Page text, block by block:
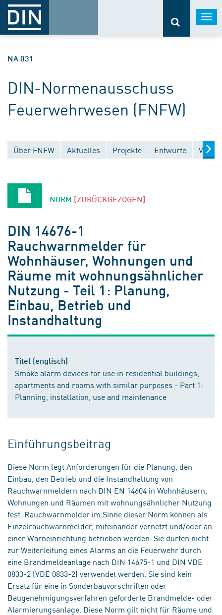
NA 031
DIN-Normenausschuss
Feuerwehrwesen (FNFW)
Über FNFW Aktuelles Projekte Entwürfe
NORM [ZURÜCKGEZOGEN]
DIN 14676-1
Rauchwarnmelder für
Wohnhäuser, Wohnungen und
Räume mit wohnungsähnlicher
Nutzung - Teil 1: Planung,
Einbau, Betrieb und
Instandhaltung
Titel (englisch)
Smoke alarm devices for use in residential buildings,
apartments and rooms with similar purposes - Part 1:
Planning, installation, use and maintenance
Einführungsbeitrag
Diese Norm legt Anforderungen für die Planung, den
Einbau, den Betrieb und die Instandhaltung von
Rauchwarnmeldern nach DIN EN 14604 in Wohnhäusern,
Wohnungen und Räumen mit wohnungsähnlicher Nutzung
fest. Rauchwarnmelder im Sinne dieser Norm können als
Einzelrauchwarnmelder, miteinander vernetzt und/oder an
einer Warneinrichtung betrieben werden. Sie dürfen nicht
zur Weiterleitung eines Alarms an die Feuerwehr durch
eine Brandmeldeanlage nach DIN 14675-1 und DIN VDE
0833-2 (VDE 0833-2) verwendet werden. Sie sind kein
Ersatz für eine in Sonderbauvorschriften oder
Baugenehmigungsverfahren geforderte Brandmelde- oder
Alarmierungsanlage. Diese Norm gilt nicht für Räume und